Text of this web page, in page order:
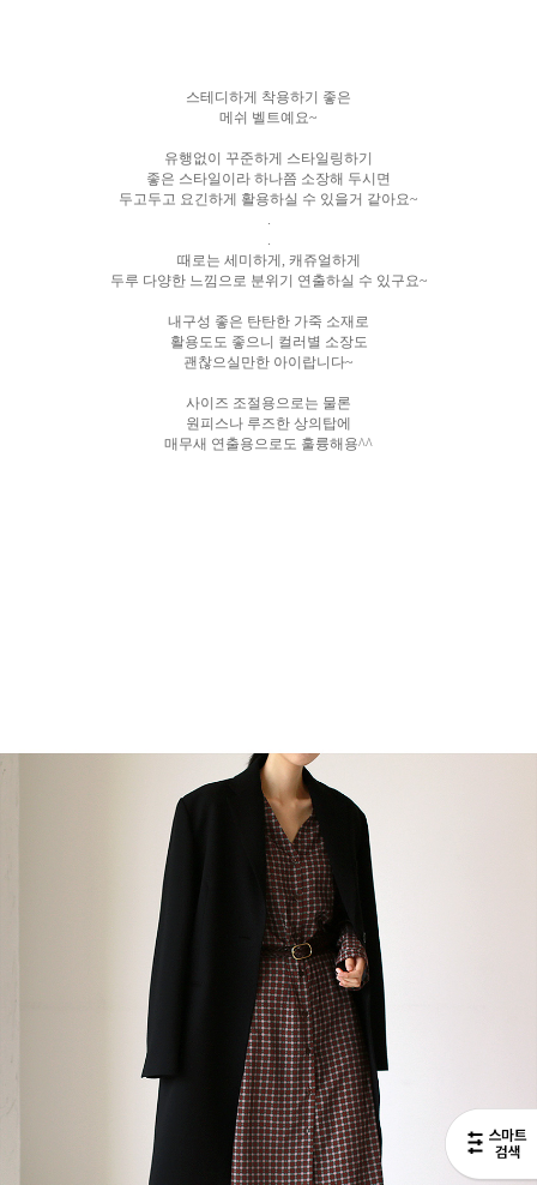
스테디하게 착용하기 좋은
메쉬 벨트예요~
유행없이 꾸준하게 스타일링하기
좋은 스타일이라 하나쯤 소장해 두시면
두고두고 요긴하게 활용하실 수 있을거 같아요~
때로는 세미하게, 캐쥬얼하게
두루 다양한 느낌으로 분위기 연출하실 수 있구요~
내구성 좋은 탄탄한 가죽 소재로
활용도도 좋으니 컬러별 소장도
괜찮으실만한 아이랍니다~
사이즈 조절용으로는 물론
원피스나 루즈한 상의탑에
매무새 연출용으로도 훌륭해용^^